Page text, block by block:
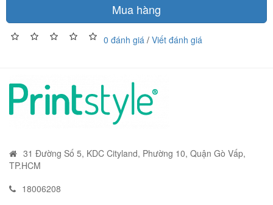
Mua hàng
0 đánh giá / Viết đánh giá
31 Đường Số 5, KDC Cityland, Phường 10, Quận Gò Vấp,
TP.HCM
18006208